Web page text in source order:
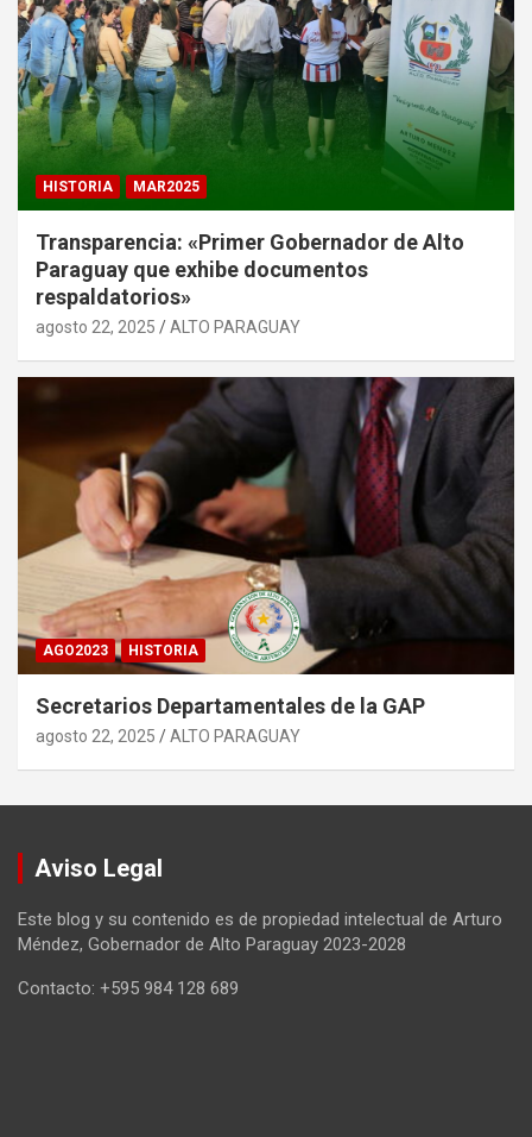
HISTORIA MAR2025
Transparencia: «Primer Gobernador de Alto
Paraguay que exhibe documentos
respaldatorios»
agosto 22, 2025 ALTO PARAGUAY
AGO2023 HISTORIA
Secretarios Departamentales de la GAP
agosto 22, 2025 ALTO PARAGUAY
Aviso Legal
Este blog y su contenido es de propiedad intelectual de Arturo
Méndez, Gobernador de Alto Paraguay 2023-2028
Contacto: +595 984 128 689